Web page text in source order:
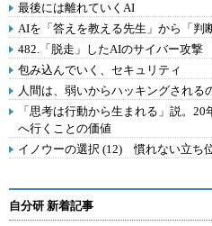
最後には離れていくAI
AIを「答えを教える先生」から「判
482.「脱走」したAIのサイバー攻撃
包み込んでいく、セキュリティ
人間は、弱いからハッキングされる
「思考は行動から生まれる」説。
へ行くことの価値
イノウーの選択 (12) 慣れない立ち
自分研 新着記事